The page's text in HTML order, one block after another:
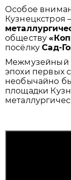
Особое
Кузнецкстроя –
обществу
посёлкуСад-
Межмузейный
эпохи первых
необычайно
площадки